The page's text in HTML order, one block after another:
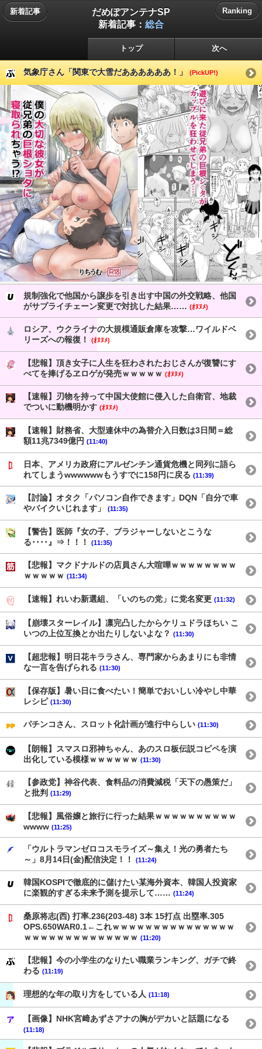
新着記事
だめぽアンテナSP
新着記事： 総合
Ranking
トップ 次へ
気象庁さん「関東で大雪だああああああ！」 (PickUP!)
規制強化で他国から譲歩を引き出す中国の外交戦略、他国
がサプライチェーン変更で対抗した結果…… (ｵﾇﾇﾒ)
ロシア、ウクライナの大規模通販倉庫を攻撃…ワイルドベ
リーズへの報復！
(ｵﾇﾇﾒ)
【悲報】頂き女子に人生を狂わされたおじさんが復讐にす
べてを捧げるヱロゲが発売ｗｗｗｗｗ (ｵﾇﾇﾒ)
【速報】刃物を持って中国大使館に侵入した自衛官、地裁
でついに動機明かす (ｵﾇﾇﾒ)
【速報】財務省、大型連休中の為替介入日数は3日間＝総
額11兆7349億円 (11:40)
日本、アメリカ政府にアルゼンチン通貨危機と同列に語ら
れてしまうwwwwwwもうすでに158円に戻る (11:39)
【討論】オタク「パソコン自作できます」DQN「自分で車
やバイクいじれます」
(11:35)
【警告】医師『女の子、ブラジャーしないとこうな
る････』⇒！！！
(11:35)
【悲報】マクドナルドの店員さん大喧嘩ｗｗｗｗｗｗｗｗ
ｗｗｗｗｗ (11:34)
【速報】れいわ新選組、「いのちの党」に党名変更 (11:32)
【崩壊スターレイル】凛完凸したからケリュドラほちい こ
いつの上位互換とか出たりしないよな？ (11:30)
【超悲報】明日花キララさん、専門家からあまりにも非情
な一言を告げられる (11:30)
【保存版】暑い日に食べたい！簡単でおいしい冷やし中華
レシピ (11:30)
パチンコさん、スロット化計画が進行中らしい (11:30)
【朗報】スマスロ邪神ちゃん、あのスロ板伝説コピペを演
出化している模様ｗｗｗｗｗｗ (11:30)
【参政党】神谷代表、食料品の消費減税「天下の愚策だ」
と批判 (11:29)
【悲報】風俗嬢と旅行に行った結果ｗｗｗｗｗｗｗｗｗｗ
wwww (11:25)
「ウルトラマンゼロコスモライズ～集え！光の勇者たち
～」8月14日(金)配信決定！！
(11:24)
韓国KOSPIで徹底的に儲けたい某海外資本、韓国人投資家
に楽観的すぎる未来予測を提示して…… (11:24)
桑原将志(西) 打率.236(203-48) 3本 15打点 出塁率.305
OPS.650WAR0.1←これｗｗｗｗｗｗｗｗｗｗｗｗｗｗｗ
ｗｗｗｗｗｗｗｗｗｗｗｗｗｗ (11:20)
【悲報】今の小学生のなりたい職業ランキング、ガチで終
わる (11:19)
理想的な年の取り方をしている人 (11:18)
【画像】NHK宮﨑あずさアナの胸がデカいと話題になる
(11:18)